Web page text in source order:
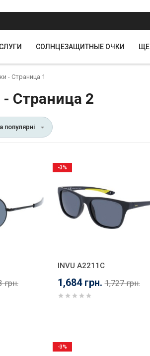
СОЛНЦЕЗАЩИТНЫЕ ОЧКИ ЩЕ
- Страница 1
Страница 2
популярні
грн.
INVU A2211C
1,684 грн. 1,727 грн.
-3%
-3%